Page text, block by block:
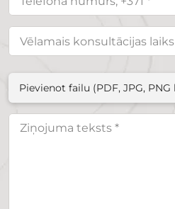
Pievienot failu (PDF, JPG, PNG